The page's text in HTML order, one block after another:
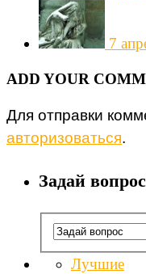
7
ADD YOUR
Для отправки
авторизоваться.
Задай вопрос
Лучшие